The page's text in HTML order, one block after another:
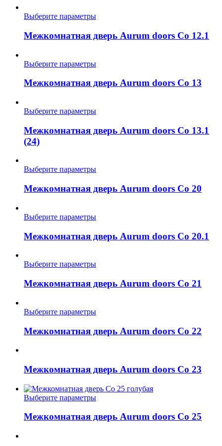
Опции
можно
выбрать
на
Выберите параметрыЭтот
имеет
несколько
можно
выбрать
на
Межкомнатная дверь Aurum doors Co 12.1
Выберите параметрыЭтот
имеет
несколько
Опции
можно
выбрать
на
Межкомнатная дверь Aurum doors Co 13
Выберите параметрыЭтот
имеет
несколько
выбрать
странице
Межкомнатная дверь Aurum doors Co 13.1
(24)
Выберите параметрыЭтот
имеет
несколько
Опции
можно
выбрать
на
Межкомнатная дверь Aurum doors Co 20
Выберите параметрыЭтот
имеет
несколько
Опции
можно
выбрать
на
Межкомнатная дверь Aurum doors Co 20.1
Выберите параметрыЭтот
имеет
несколько
можно
выбрать
на
Межкомнатная дверь Aurum doors Co 21
Выберите параметрыЭтот
имеет
несколько
выбрать
странице
товара.
Межкомнатная дверь Aurum doors Co 22
Межкомнатная дверь Aurum doors Co 23
Выберите параметрыЭтот
имеет
несколько
Межкомнатная дверь Aurum doors Co 25